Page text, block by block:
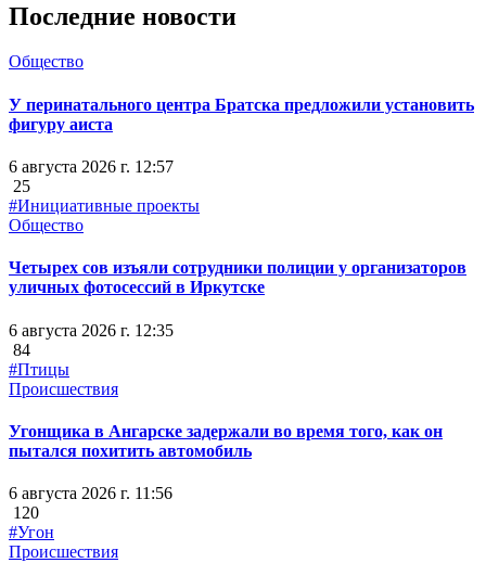
Последние новости
Общество
У перинатального центра Братска предложили установить
фигуру аиста
6 августа 2026 г. 12:57
25
#Инициативные проекты
Общество
Четырех сов изъяли сотрудники полиции у организаторов
уличных фотосессий в Иркутске
6 августа 2026 г. 12:35
84
#Птицы
Происшествия
Угонщика в Ангарске задержали во время того, как он
пытался похитить автомобиль
6 августа 2026 г. 11:56
120
#Угон
Происшествия